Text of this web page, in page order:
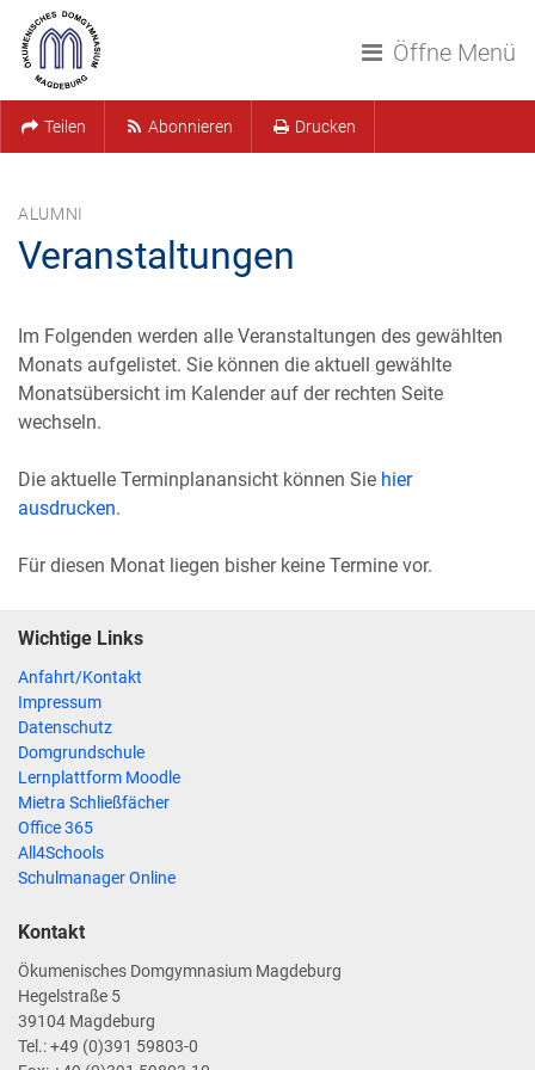
Öffne Menü
Teilen Abonnieren Drucken
ALUMNI
Veranstaltungen
Im Folgenden werden alle Veranstaltungen des gewählten
Monats aufgelistet. Sie können die aktuell gewählte
Monatsübersicht im Kalender auf der rechten Seite
wechseln.
Die aktuelle Terminplanansicht können Sie hier
ausdrucken.
Für diesen Monat liegen bisher keine Termine vor.
Wichtige Links
Anfahrt/Kontakt
Impressum
Datenschutz
Domgrundschule
Lernplattform Moodle
Mietra Schließfächer
Office 365
All4Schools
Schulmanager Online
Kontakt
Ökumenisches Domgymnasium Magdeburg
Hegelstraße 5
39104 Magdeburg
Tel.: +49 (0)391 59803-0